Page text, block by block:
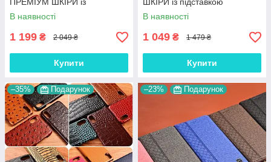
підставкою протиударний
магнітний "JACOSA"
В наявності
1 199 ₴ 2 049 ₴
Купити
візитницею протиударний
магнітний "ITALIAN"
В наявності
1 049 ₴ 1 479 ₴
Купити
–35% Подарунок –23% Подарунок